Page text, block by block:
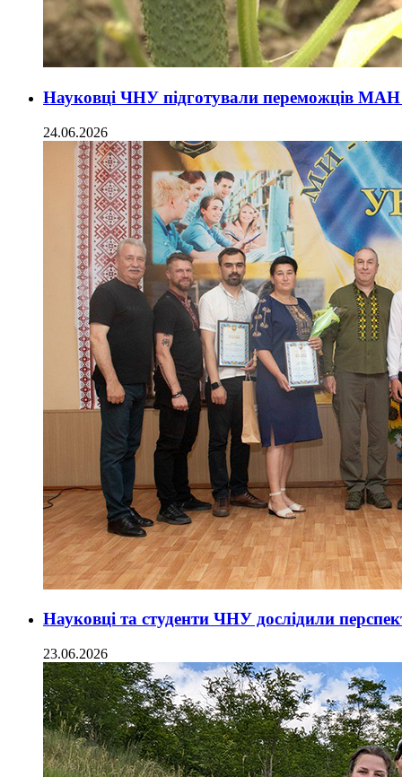
Науковці ЧНУ підготували переможців МАН
24.06.2026
Науковці та студенти ЧНУ дослідили
23.06.2026